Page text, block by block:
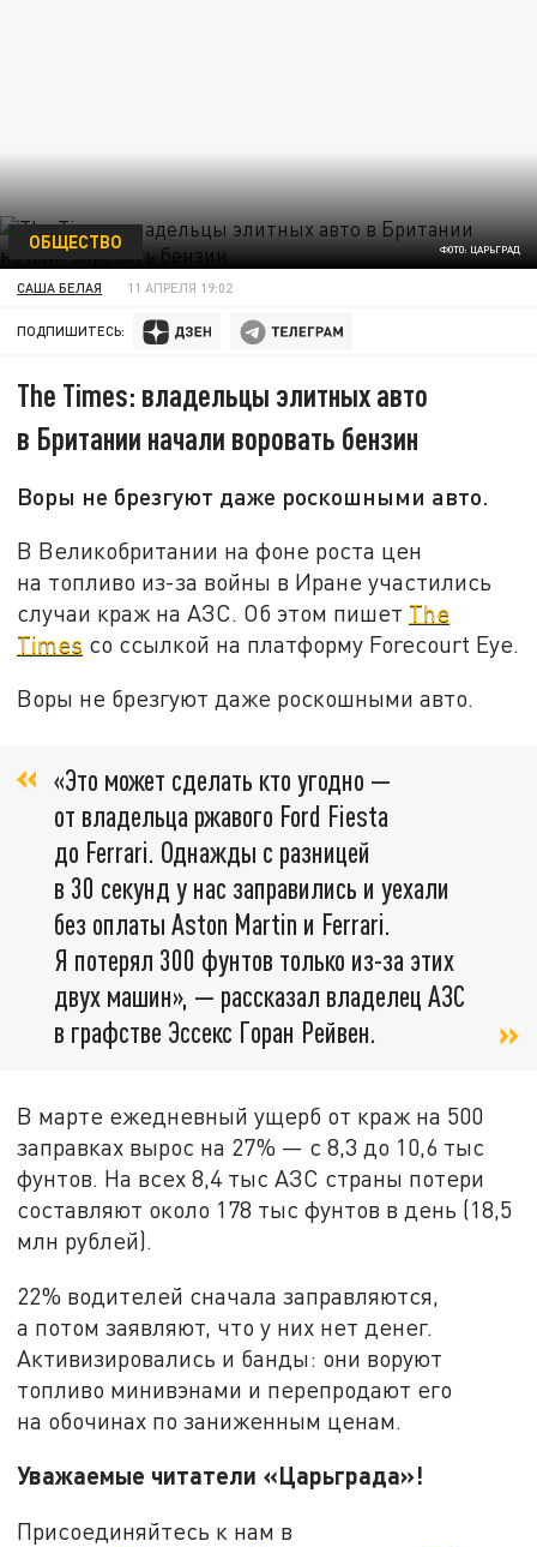
ФОТО: ЦАРЬГРАД
ОБЩЕСТВО
САША БЕЛАЯ 11 АПРЕЛЯ 19:02
ПОДПИШИТЕСЬ:
The Times: владельцы элитных авто
в Британии начали воровать бензин
Воры не брезгуют даже роскошными авто.
В Великобритании на фоне роста цен
на топливо из-за войны в Иране участились
случаи краж на АЗС. Об этом пишет The
Times со ссылкой на платформу Forecourt Eye.
Воры не брезгуют даже роскошными авто.
«Это может сделать кто угодно —
от владельца ржавого Ford Fiesta
до Ferrari. Однажды с разницей
в 30 секунд у нас заправились и уехали
без оплаты Aston Martin и Ferrari.
Я потерял 300 фунтов только из-за этих
двух машин», — рассказал владелец АЗС
в графстве Эссекс Горан Рейвен.
В марте ежедневный ущерб от краж на 500
заправках вырос на 27% — с 8,3 до 10,6 тыс
фунтов. На всех 8,4 тыс АЗС страны потери
составляют около 178 тыс фунтов в день (18,5
млн рублей).
22% водителей сначала заправляются,
а потом заявляют, что у них нет денег.
Активизировались и банды: они воруют
топливо минивэнами и перепродают его
на обочинах по заниженным ценам.
Уважаемые читатели «Царьграда»!
Присоединяйтесь к нам в